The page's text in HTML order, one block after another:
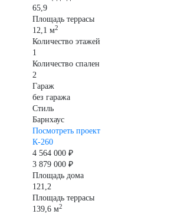
65,9
Площадь террасы
12,1 м2
Количество этажей
1
Количество спален
2
Гараж
без гаража
Стиль
Барнхаус
Посмотреть проект
К-260
4 564 000 ₽
3 879 000 ₽
Площадь дома
121,2
Площадь террасы
139,6 м2